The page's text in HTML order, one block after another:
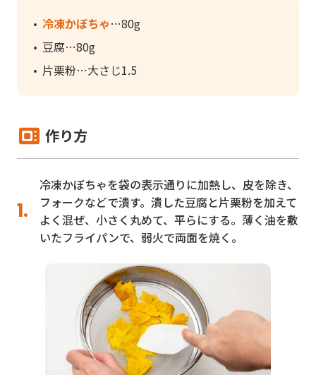
冷凍かぼちゃ
80g
豆腐
80g
片栗粉
大さじ1.5
作り方
冷凍かぼちゃを袋の表示通りに加熱し、皮を除き、
フォークなどで潰す。潰した豆腐と片栗粉を加えて
よく混ぜ、小さく丸めて、平らにする。薄く油を敷
いたフライパンで、弱火で両面を焼く。